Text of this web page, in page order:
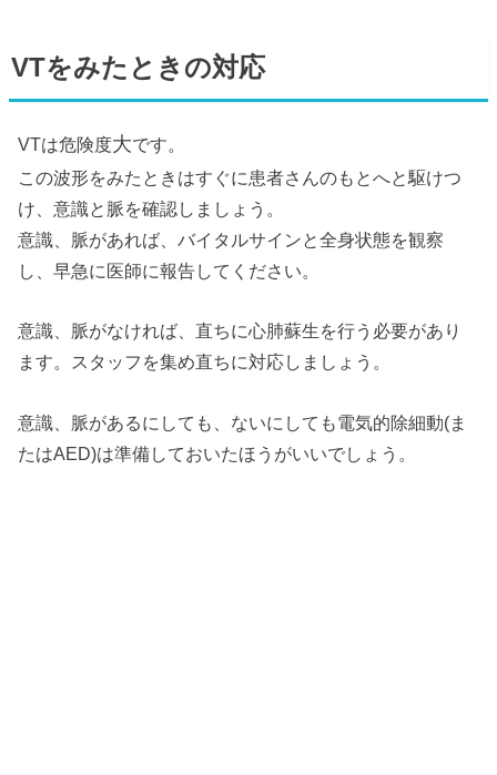
VTをみたときの対応
VTは危険度大です。
この波形をみたときはすぐに患者さんのもとへと駆けつ
け、意識と脈を確認しましょう。
意識、脈があれば、バイタルサインと全身状態を観察
し、早急に医師に報告してください。
意識、脈がなければ、直ちに心肺蘇生を行う必要があり
ます。スタッフを集め直ちに対応しましょう。
意識、脈があるにしても、ないにしても電気的除細動(ま
たはAED)は準備しておいたほうがいいでしょう。